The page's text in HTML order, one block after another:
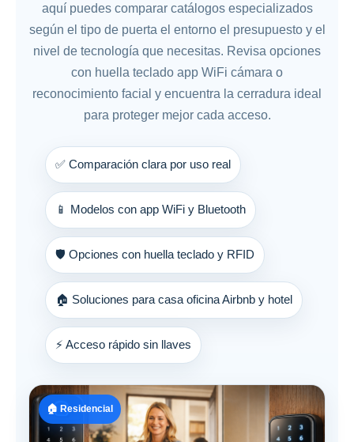
aquí puedes comparar catálogos especializados
según el tipo de puerta el entorno el presupuesto y el
nivel de tecnología que necesitas. Revisa opciones
con huella teclado app WiFi cámara o
reconocimiento facial y encuentra la cerradura ideal
para proteger mejor cada acceso.
✅ Comparación clara por uso real
📱 Modelos con app WiFi y Bluetooth
🛡️ Opciones con huella teclado y RFID
🏠 Soluciones para casa oficina Airbnb y hotel
⚡ Acceso rápido sin llaves
🏠 Residencial